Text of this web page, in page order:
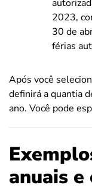
2023,
30 de
férias
Após você
definirá a quantia
ano. Você pode
anuais